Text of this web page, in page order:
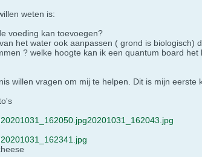
weten is:
voeding kan toevoegen?
het water ook aanpassen ( grond is biologisch)
? welke hoogte kan ik een quantum board
willen vragen om mij te helpen. Dit is mijn eerste
20201031_162050.jpg20201031_162043.jpg
20201031_162341.jpg